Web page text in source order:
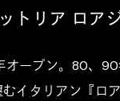
トリア ロア
オープン。80、
イタリアン『ロ